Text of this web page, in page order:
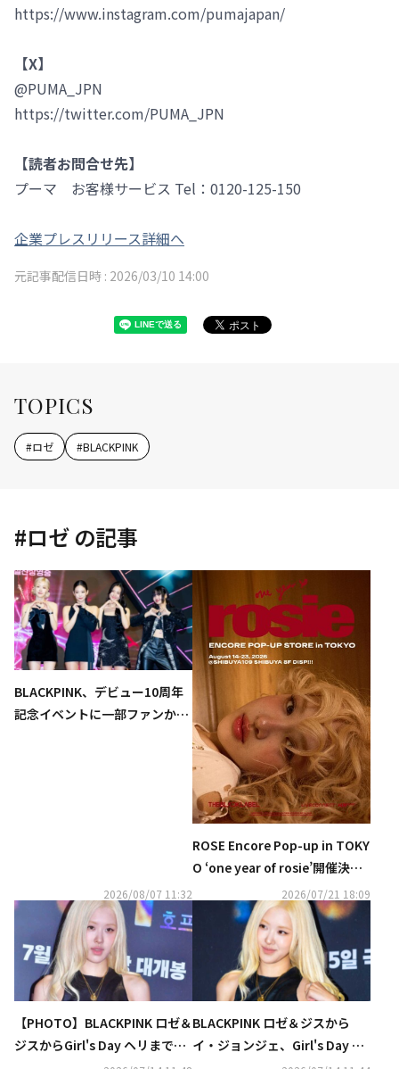
https://www.instagram.com/pumajapan/
【X】
@PUMA_JPN
https://twitter.com/PUMA_JPN
【読者お問合せ先】
プーマ お客様サービス Tel：0120-125-150
企業プレスリリース詳細へ
元記事配信日時 : 2026/03/10 14:00
TOPICS
#ロゼ #BLACKPINK
#ロゼ の記事
BLACKPINK、デビュー10周年
記念イベントに一部ファンから
2026/08/07 11:32
ROSE Encore Pop-up in TOKY
O ‘one year of rosie’開催決
2026/07/21 18:09
【PHOTO】BLACKPINK ロゼ＆
ジスからGirl's Day ヘリまで、
BLACKPINK ロゼ＆ジスから
イ・ジョンジェ、Girl's Day ヘ